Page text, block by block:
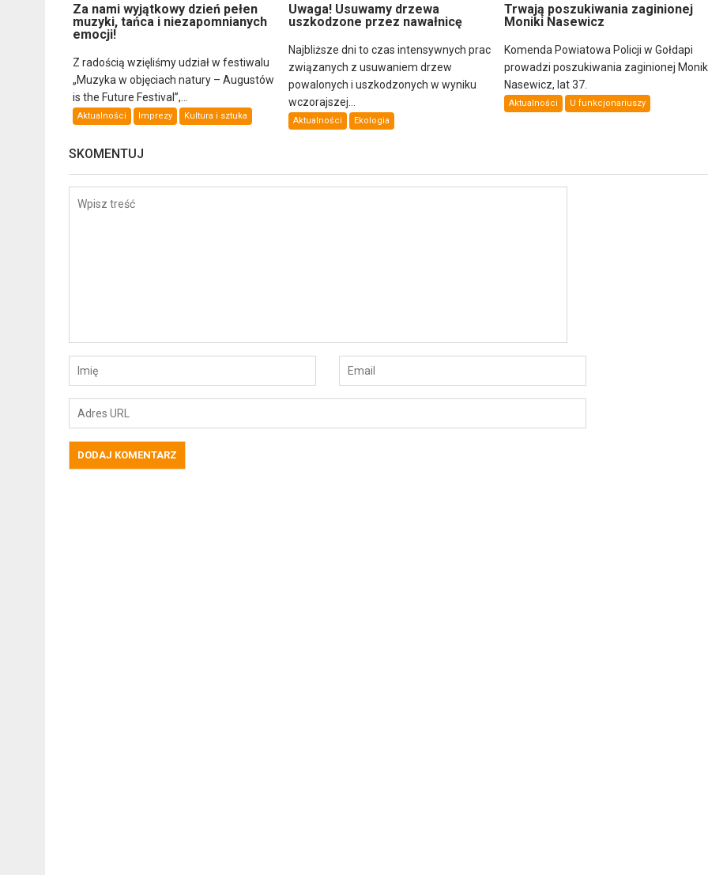
Za nami wyjątkowy dzień pełen
muzyki, tańca i niezapomnianych
emocji!
Z radością wzięliśmy udział w festiwalu
„Muzyka w objęciach natury – Augustów
is the Future Festival”,...
Aktualności Imprezy Kultura i sztuka
Uwaga! Usuwamy drzewa
uszkodzone przez nawałnicę
Najbliższe dni to czas intensywnych prac
związanych z usuwaniem drzew
powalonych i uszkodzonych w wyniku
wczorajszej...
Aktualności Ekologia
Trwają poszukiwania zaginionej
Moniki Nasewicz
Komenda Powiatowa Policji w Gołdapi
prowadzi poszukiwania zaginionej
Nasewicz, lat 37.
Aktualności U funkcjonariuszy
SKOMENTUJ